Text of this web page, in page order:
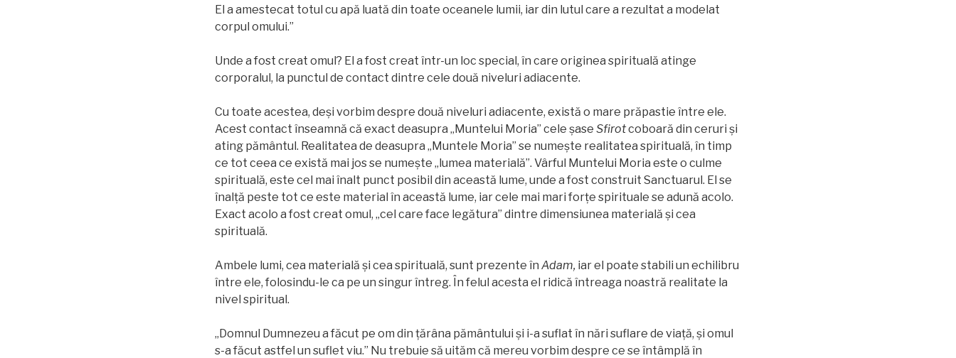
El a amestecat totul cu apă luată din toate oceanele lumii, iar din lutul care a rezultat a modelat
corpul omului.”
Unde a fost creat omul? El a fost creat într-un loc special, în care originea spirituală atinge
corporalul, la punctul de contact dintre cele două niveluri adiacente.
Cu toate acestea, deși vorbim despre două niveluri adiacente, există o mare prăpastie între ele.
Acest contact înseamnă că exact deasupra „Muntelui Moria” cele şase Sfirotcoboară din ceruri și
ating pământul. Realitatea de deasupra „Muntele Moria” se numește realitatea spirituală, în timp
ce tot ceea ce există mai jos se numește „lumea materială”. Vârful Muntelui Moria este o culme
spirituală, este cel mai înalt punct posibil din această lume, unde a fost construit Sanctuarul. El se
înalță peste tot ce este material în această lume, iar cele mai mari forțe spirituale se adună acolo.
Exact acolo a fost creat omul, „cel care face legătura” dintre dimensiunea materială și cea
spirituală.
Ambele lumi, cea materială și cea spirituală, sunt prezente în Adam, iar el poate stabili un echilibru
între ele, folosindu-le ca pe un singur întreg. În felul acesta el ridică întreaga noastră realitate la
nivel spiritual.
„Domnul Dumnezeu a făcut pe om din ţărâna pământului și i-a suflat în nări suflare de viață, și omul
s-a făcut astfel un suflet viu.” Nu trebuie să uităm că mereu vorbim despre ce se întâmplă în